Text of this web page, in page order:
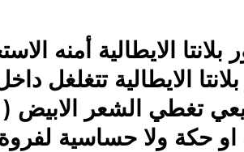
بلانتا الايطالية أمنه
بلانتا الايطالية تتغلغل
حكة ولا حساسية لفروة